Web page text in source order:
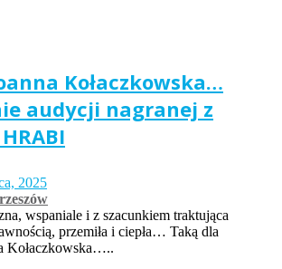
Kołaczkowska…
audycji nagranej z
2025
wspaniale i z szacunkiem traktująca
przemiła i ciepła… Taką dla
Kołaczkowska…..